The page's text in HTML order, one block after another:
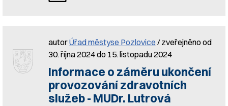
autorÚřad městyse Pozlovice / zveřejněno od
30. října 2024 do 15. listopadu 2024
Informace o záměru ukončení
provozování zdravotních
služeb - MUDr. Lutrová